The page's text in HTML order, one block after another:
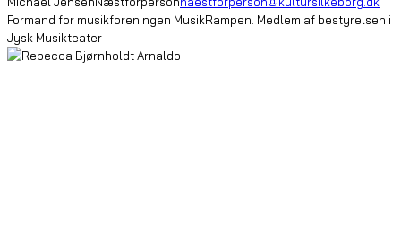
Formand for musikforeningen MusikRampen. Medlem af bestyrelsen i
Jysk Musikteater